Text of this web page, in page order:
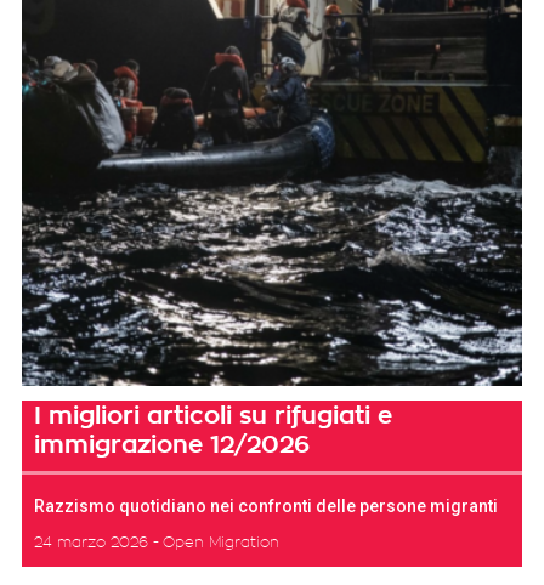
I migliori articoli su rifugiati e
immigrazione 12/2026
Razzismo quotidiano nei confronti delle persone migranti
24 marzo 2026 Open Migration